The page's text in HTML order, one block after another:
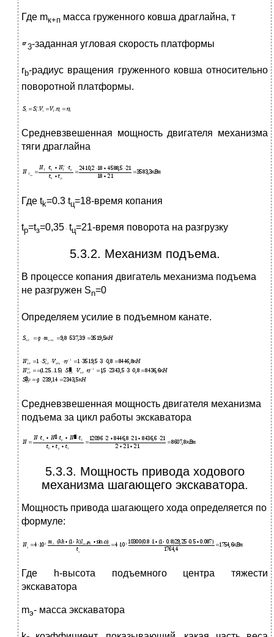
Где mк+п масса груженного ковша драглайна, т
3-заданная угловая скорость платформы
rb-радиус вращения груженного ковша относительно
поворотной платформы.
Средневзвешенная мощность двигателя механизма
тяги драглайна
Где tk=0.3 tц=18-время копания
tp=tз=0,35 tц=21-время поворота на разгрузку
5.3.2. Механизм подъема.
В процессе копания двигатель механизма подъема
не разгружен Sn=0
Определяем усилие в подъемном канате.
Средневзвешенная мощность двигателя механизма
подъема за цикл работы экскаватора
5.3.3. Мощность привода ходового
механизма шагающего экскаватора.
Мощность привода шагающего хода определяется по
формуле:
Где h-высота подъемного центра тяжести
экскаватора
mэ- масса экскаватора